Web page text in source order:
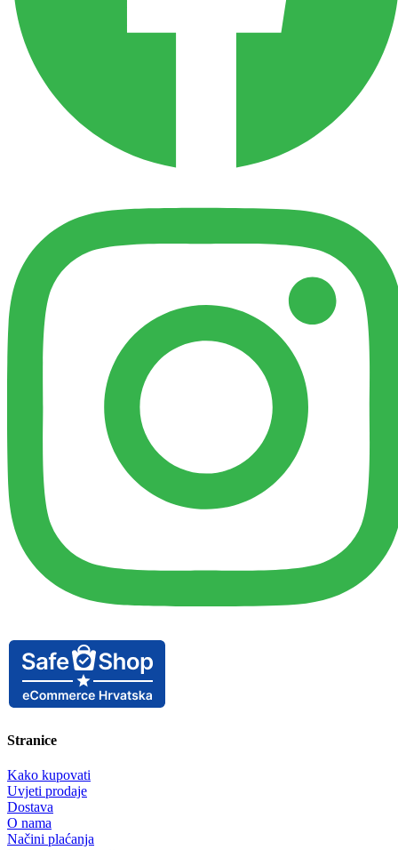
Stranice
Kako kupovati
Uvjeti prodaje
Dostava
O nama
Načini plaćanja